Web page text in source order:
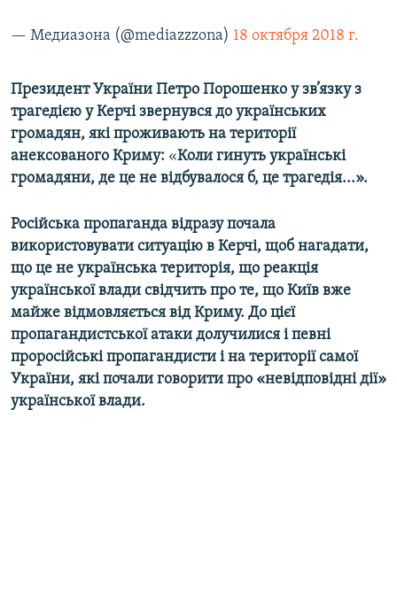
— Медиазона (@mediazzzona) 18 октября 2018 г.
Президент України Петро Порошенко у зв’язку з
трагедією у Керчі звернувся до українських
громадян, які проживають на території
анексованого Криму: «​Коли гинуть українські
громадяни, де це не відбувалося б, це трагедія...».
Російська пропаганда відразу почала
використовувати ситуацію в Керчі, щоб нагадати,
що це не українська територія, що реакція
української влади свідчить про те, що Київ вже
майже відмовляється від Криму. До цієї
пропагандистської атаки долучилися і певні
проросійські пропагандисти і на території самої
України, які почали говорити про «невідповідні дії»
української влади.